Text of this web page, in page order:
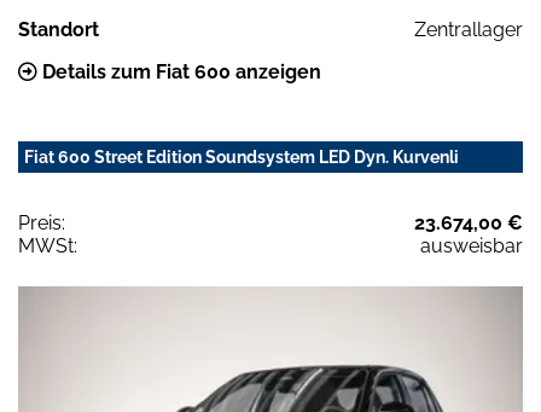
Standort
Zentrallager
Details zum Fiat 600 anzeigen
Fiat 600 Street Edition Soundsystem LED Dyn. Kurvenli
Preis:
23.674,00 €
MWSt:
ausweisbar